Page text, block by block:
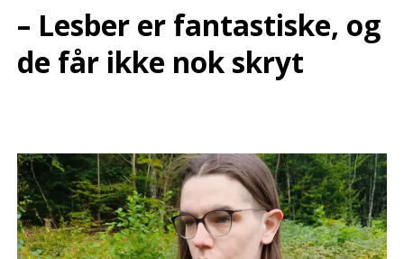
– Lesber er fantastiske, og
de får ikke nok skryt